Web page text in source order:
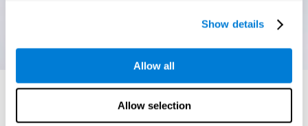
Show details
Allow all
Allow selection